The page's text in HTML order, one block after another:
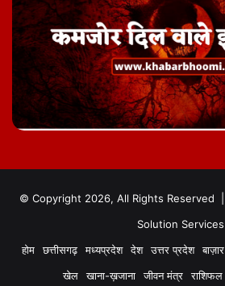
© Copyright 2026, All Rights Reserved |
Solution Services
होम
छत्तीसगढ़ मध्यप्रदेश देश उत्तर प्रदेश बाज़ार
खेल
खाना-ख़जाना जीवन मंत्र राशिफल